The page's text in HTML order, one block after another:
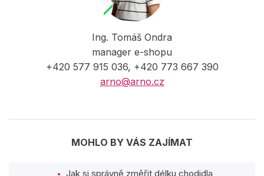
Ing. Tomáš Ondra
manager e-shopu
+420 577 915 036, +420 773 667 390
arno@arno.cz
MOHLO BY VÁS ZAJÍMAT
Jak si správně změřit délku chodidla